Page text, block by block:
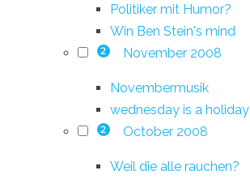
Politiker mit Humor?
Win Ben Stein's mind
2 November 2008
Novembermusik
wednesday is a holiday
2 October 2008
Weil die alle rauchen?